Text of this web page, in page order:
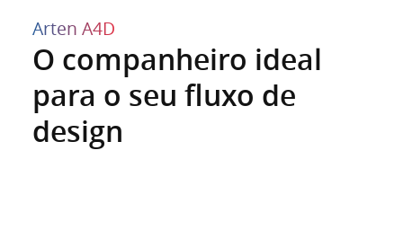
Arten A4D
O companheiro ideal
para o seu fluxo de
design